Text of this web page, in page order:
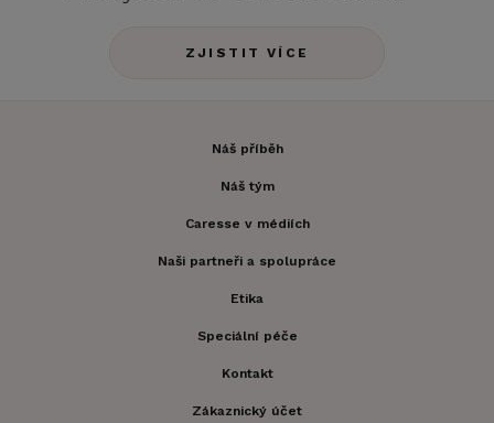
ZJISTIT VÍCE
Náš příběh
Náš tým
Caresse v médiích
Naši partneři a spolupráce
Etika
Speciální péče
Kontakt
Zákaznický účet